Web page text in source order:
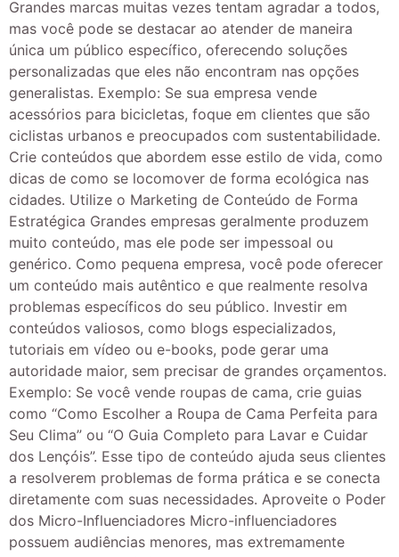
Grandes marcas muitas vezes tentam agradar a todos,
mas você pode se destacar ao atender de maneira
única um público específico, oferecendo soluções
personalizadas que eles não encontram nas opções
generalistas. Exemplo: Se sua empresa vende
acessórios para bicicletas, foque em clientes que são
ciclistas urbanos e preocupados com sustentabilidade.
Crie conteúdos que abordem esse estilo de vida, como
dicas de como se locomover de forma ecológica nas
cidades. Utilize o Marketing de Conteúdo de Forma
Estratégica Grandes empresas geralmente produzem
muito conteúdo, mas ele pode ser impessoal ou
genérico. Como pequena empresa, você pode oferecer
um conteúdo mais autêntico e que realmente resolva
problemas específicos do seu público. Investir em
conteúdos valiosos, como blogs especializados,
tutoriais em vídeo ou e-books, pode gerar uma
autoridade maior, sem precisar de grandes orçamentos.
Exemplo: Se você vende roupas de cama, crie guias
como “Como Escolher a Roupa de Cama Perfeita para
Seu Clima” ou “O Guia Completo para Lavar e Cuidar
dos Lençóis”. Esse tipo de conteúdo ajuda seus clientes
a resolverem problemas de forma prática e se conecta
diretamente com suas necessidades. Aproveite o Poder
dos Micro-Influenciadores Micro-influenciadores
possuem audiências menores, mas extremamente